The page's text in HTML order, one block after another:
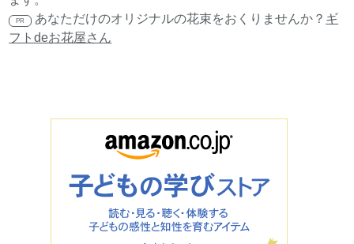
PR あなただけのオリジナルの花束をおくりませんか？ ギ
フトdeお花屋さん